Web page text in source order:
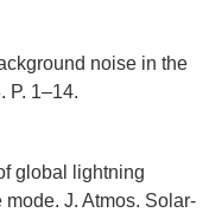
noise in the
P. 1–14.
global lightning
J. Atmos. Solar-